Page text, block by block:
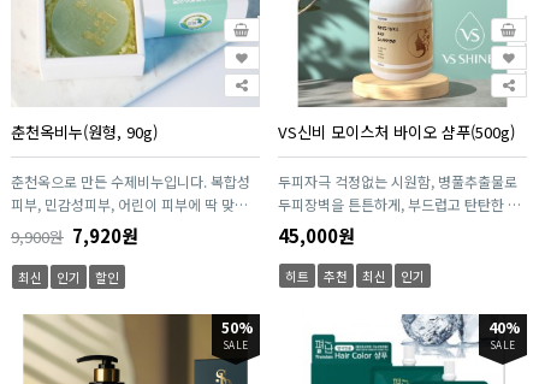
춘천옥비누(원형, 90g)
춘천옥으로 만든 수제비누입니다. 복합성
피부, 민감성피부, 어린이 피부에 딱 맞는
좋은 비누입니다.
9,900원 7,920원
최신 인기 할인
VS신비 모이스처 바이오 샴푸(500g)
두피자극 걱정없는 시원함, 병풀추출물로
두피장벽을 튼튼하게, 부드럽고 탄탄한 모
발을 가꿔 줍니다.
45,000원
히트 추천 최신 인기
50%
SALE
40%
SALE